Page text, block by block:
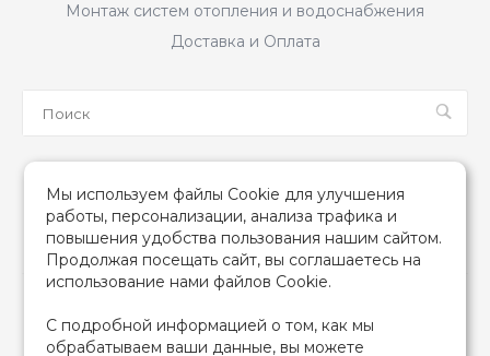
Монтаж систем отопления и водоснабжения
Доставка и Оплата
2026 © TIM (ТИМ) Инженерная сантехника, Все права
защищены
Мы используем файлы Cookie для улучшения
работы, персонализации, анализа трафика и
повышения удобства пользования нашим сайтом.
Продолжая посещать сайт, вы соглашаетесь на
использование нами файлов Cookie.
С подробной информацией о том, как мы
обрабатываем ваши данные, вы можете